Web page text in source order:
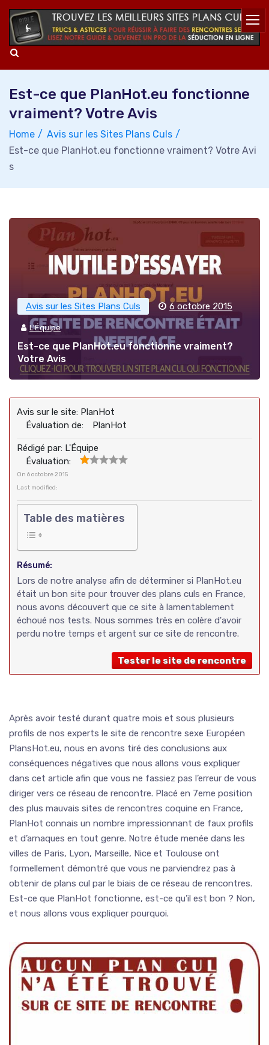
Skip
content
Est-ce que PlanHot.eu fonctionne
vraiment? Votre Avis
Home
Avis sur les Sites Plans Culs
Est-ce que PlanHot.eu fonctionne vraiment? Votre Avi
s
Avis sur les Sites Plans Culs 6 octobre 2015
L'Équipe
Est-ce que PlanHot.eu fonctionne vraiment?
Votre Avis
Avis sur le site: PlanHot
Évaluation de:
PlanHot
Rédigé par: L'Équipe
Évaluation:
On 6 octobre 2015
Last modified:
Table des matières
Résumé:
Lors de notre analyse afin de déterminer si PlanHot.eu
était un bon site pour trouver des plans culs en France,
nous avons découvert que ce site à lamentablement
échoué nos tests. Nous sommes très en colère d'avoir
perdu notre temps et argent sur ce site de rencontre.
Tester le site de rencontre
Après avoir testé durant quatre mois et sous plusieurs
profils de nos experts le site de rencontre sexe Européen
PlansHot.eu, nous en avons tiré des conclusions aux
conséquences négatives que nous allons vous expliquer
dans cet article afin que vous ne fassiez pas l’erreur de vous
diriger vers ce réseau de rencontre. Placé en 7eme position
des plus mauvais sites de rencontres coquine en France,
PlanHot connais un nombre impressionnant de faux profils
et d’arnaques en tout genre. Notre étude menée dans les
villes de Paris, Lyon, Marseille, Nice et Toulouse ont
formellement démontré que vous ne parviendrez pas à
obtenir de plans cul par le biais de ce réseau de rencontres.
Est-ce que PlanHot fonctionne, est-ce qu’il est bon ? Non,
et nous allons vous expliquer pourquoi.